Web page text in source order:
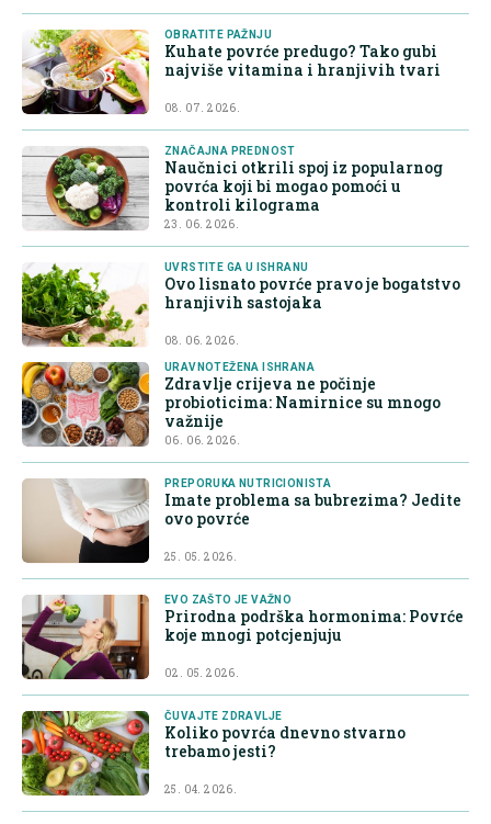
OBRATITE PAŽNJU
Kuhate povrće predugo? Tako gubi
najviše vitamina i hranjivih tvari
08. 07. 2026.
ZNAČAJNA PREDNOST
Naučnici otkrili spoj iz popularnog
povrća koji bi mogao pomoći u
kontroli kilograma
23. 06. 2026.
UVRSTITE GA U ISHRANU
Ovo lisnato povrće pravo je bogatstvo
hranjivih sastojaka
08. 06. 2026.
URAVNOTEŽENA ISHRANA
Zdravlje crijeva ne počinje
probioticima: Namirnice su mnogo
važnije
06. 06. 2026.
PREPORUKA NUTRICIONISTA
Imate problema sa bubrezima? Jedite
ovo povrće
25. 05. 2026.
EVO ZAŠTO JE VAŽNO
Prirodna podrška hormonima: Povrće
koje mnogi potcjenjuju
02. 05. 2026.
ČUVAJTE ZDRAVLJE
Koliko povrća dnevno stvarno
trebamo jesti?
25. 04. 2026.